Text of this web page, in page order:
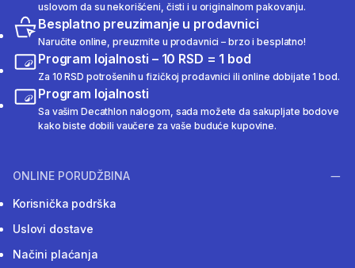
uslovom da su nekorišćeni, čisti i u originalnom pakovanju.
Besplatno preuzimanje u prodavnici
Naručite online, preuzmite u prodavnici – brzo i besplatno!
Program lojalnosti – 10 RSD = 1 bod
Za 10 RSD potrošenih u fizičkoj prodavnici ili online dobijate 1 bod.
Program lojalnosti
Sa vašim Decathlon nalogom, sada možete da sakupljate bodove
kako biste dobili vaučere za vaše buduće kupovine.
ONLINE PORUDŽBINA
Korisnička podrška
Uslovi dostave
Načini plaćanja